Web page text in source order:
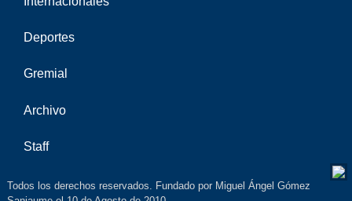
Deportes
Gremial
Archivo
Staff
Todos los derechos reservados. Fundado por Miguel Ángel Gómez